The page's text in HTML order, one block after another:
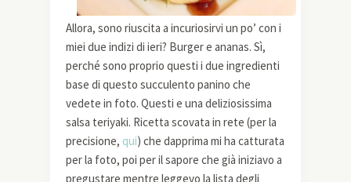
Allora, sono riuscita a incuriosirvi un po’ con i
miei due indizi di ieri? Burger e ananas. Sì,
perché sono proprio questi i due ingredienti
base di questo succulento panino che
vedete in foto. Questi e una deliziosissima
salsa teriyaki. Ricetta scovata in rete (per la
precisione, qui) che dapprima mi ha catturata
per la foto, poi per il sapore che già iniziavo a
pregustare mentre leggevo la lista degli